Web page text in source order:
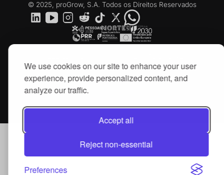
We use cookies on our site to enhance your user
experience, provide personalized content, and
analyze our traffic.
Accept all
Reject non-essential
Preferences
© 2025, proGrow, S.A. Todos os Direitos Reservados